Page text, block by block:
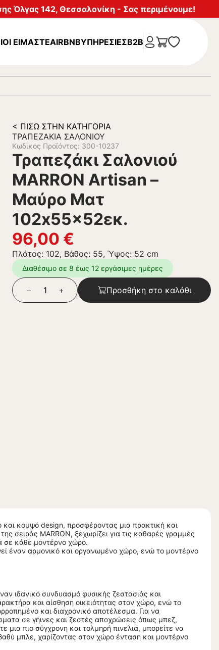
Όλγας 142, Θεσσαλονίκη - Σας περιμένουμε!
ΕΙΜΑΣΤΕAIRBNBΥΠΗΡΕΣΊΕΣB2B
< ΠΊΣΩ ΣΤΗΝ ΚΑΤΗΓΟΡΊΑ
ΤΡΑΠΕΖΆΚΙΑ ΣΑΛΟΝΙΟΎ
Κωδικός Προϊόντος: 300-10237
Τραπεζάκι Σαλονιού
MARRON Artisan –
Μαύρο Ματ
102x55x52εκ.
96,00 €
Πλάτος: 102, Βάθος: 55, Ύψος: 52 cm
Διαθέσιμο σε 8 έως 12 εργάσιμες ημέρες
Προσθήκη στο καλάθι
κομψό design, προσφέροντας μια πρακτική και
σειράς MARRON, ξεχωρίζει για τις καθαρές γραμμές
σε κάθε μοντέρνο χώρο.
έναν αρμονικό και οργανωμένο χώρο, ενώ το μοντέρνο
ιδανικό συνδυασμό φυσικής ζεστασιάς και
και αίσθηση οικειότητας στον χώρο, ενώ το
και διαχρονικό αποτέλεσμα. Για να
σε γήινες και ζεστές αποχρώσεις όπως μπεζ,
μια πιο σύγχρονη και τολμηρή πινελιά, μπορείτε να
μπλε, χαρίζοντας στον χώρο ένταση και μοντέρνο